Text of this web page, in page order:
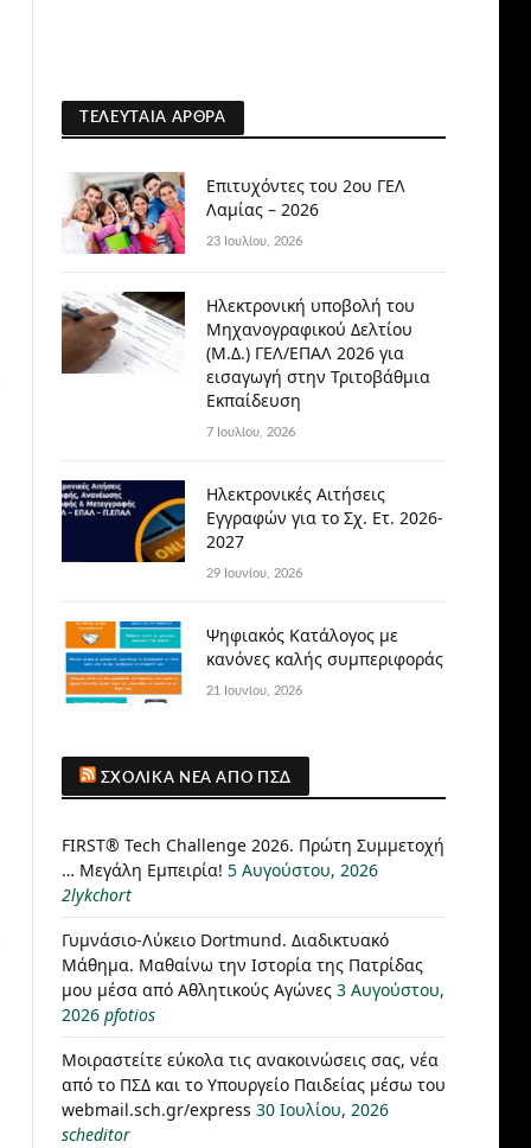
ΤΕΛΕΥΤΑΊΑ ΆΡΘΡΑ
Επιτυχόντες του 2ου ΓΕΛ
Λαμίας – 2026
23 Ιουλίου, 2026
Ηλεκτρονική υποβολή του
Μηχανογραφικού Δελτίου
(Μ.Δ.) ΓΕΛ/ΕΠΑΛ 2026 για
εισαγωγή στην Τριτοβάθμια
Εκπαίδευση
7 Ιουλίου, 2026
Ηλεκτρονικές Αιτήσεις
Εγγραφών για το Σχ. Ετ. 2026-
2027
29 Ιουνίου, 2026
Ψηφιακός Κατάλογος με
κανόνες καλής συμπεριφοράς
21 Ιουνίου, 2026
ΣΧΟΛΙΚΆ ΝΈΑ ΑΠΌ ΠΣΔ
FIRST® Tech Challenge 2026. Πρώτη Συμμετοχή
… Μεγάλη Εμπειρία! 5 Αυγούστου, 2026
2lykchort
Γυμνάσιο-Λύκειο Dortmund. Διαδικτυακό
Μάθημα. Μαθαίνω την Ιστορία της Πατρίδας
μου μέσα από Αθλητικούς Αγώνες 3 Αυγούστου,
2026 pfotios
Μοιραστείτε εύκολα τις ανακοινώσεις σας, νέα
από το ΠΣΔ και το Υπουργείο Παιδείας μέσω του
webmail.sch.gr/express 30 Ιουλίου, 2026
scheditor